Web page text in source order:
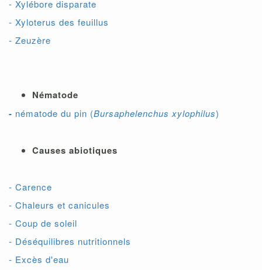
- Xylébore disparate
- Xyloterus des feuillus
- Zeuzère
Nématode
- nématode du pin (Bursaphelenchus xylophilus)
Causes abiotiques
- Carence
- Chaleurs et canicules
- Coup de soleil
- Déséquilibres nutritionnels
- Excès d'eau